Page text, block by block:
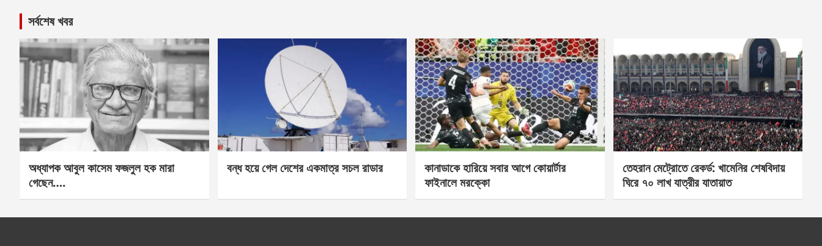
সর্বশেষ খবর
অধ্যাপক আবুল কাসেম ফজলুল হক মারা
গেছেন….
বন্ধ হয়ে গেল দেশের একমাত্র সচল রাডার
কানাডাকে হারিয়ে সবার আগে কোয়ার্টার
ফাইনালে মরক্কো
তেহরান মেট্রোতে রেকর্ড: খামেনির শেষবিদায়
ঘিরে ৭০ লাখ যাত্রীর যাতায়াত